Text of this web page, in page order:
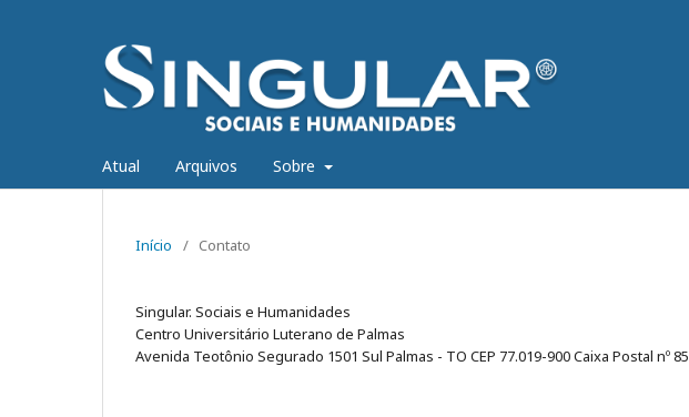
Atual Arquivos Sobre
Início / Contato
Singular. Sociais e Humanidades
Centro Universitário Luterano de Palmas
Avenida Teotônio Segurado 1501 Sul Palmas - TO CEP 77.019-900 Caixa Postal nº 85